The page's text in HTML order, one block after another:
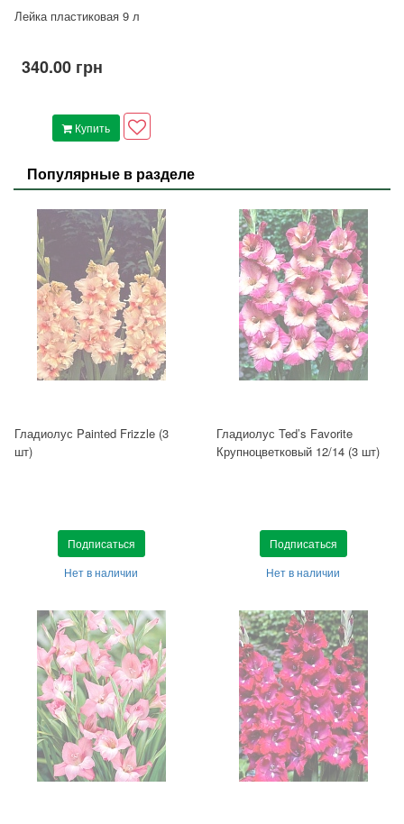
Лейка пластиковая 9 л
340.00 грн
Купить
Популярные в разделе
Гладиолус Painted Frizzle (3
шт)
Подписаться
Нет в наличии
Гладиолус Ted’s Favorite
Крупноцветковый 12/14 (3 шт)
Подписаться
Нет в наличии